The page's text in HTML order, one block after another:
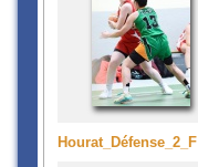
Hourat_Défense_2_F